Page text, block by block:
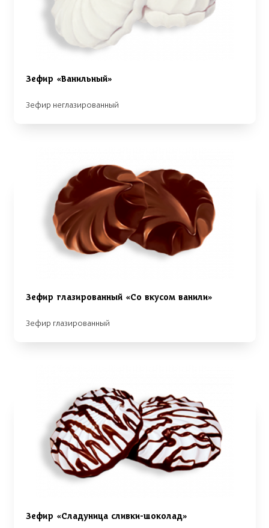
Зефир «Ванильный»
Зефир неглазированный
Зефир глазированный «Со вкусом ванили»
Зефир глазированный
Зефир «Сладуница сливки-шоколад»